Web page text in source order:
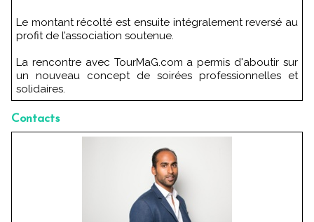
Le montant récolté est ensuite intégralement reversé au
profit de l’association soutenue.
La rencontre avec TourMaG.com a permis d'aboutir sur
un nouveau concept de soirées professionnelles et
solidaires.
Contacts